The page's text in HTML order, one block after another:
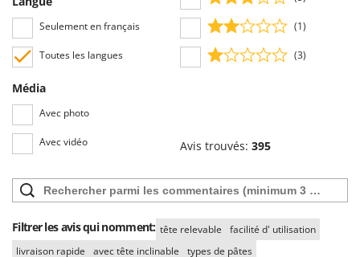
Seulement en français
Toutes les langues
Média
Avec photo
Avec vidéo
(1)
(3)
Avis trouvés: 395
Filtrer les avis qui nomment: tête relevable
facilité d' utilisation
livraison rapide
avec tête inclinable
types de pâtes